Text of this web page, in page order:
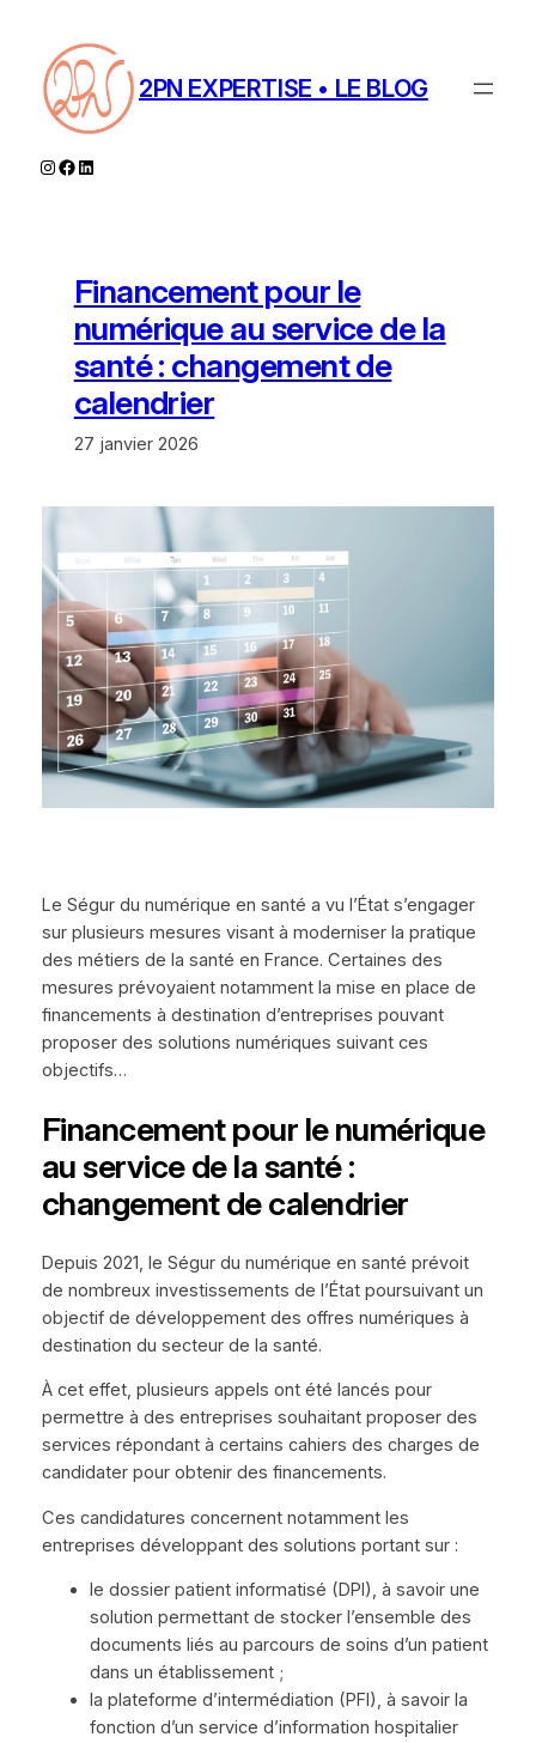
contenu
2PN EXPERTISE • LE BLOG
Instagram
Facebook
LinkedIn
Financement pour le
numérique au service de la
santé : changement de
calendrier
27 janvier 2026
Le Ségur du numérique en santé a vu l’État s’engager
sur plusieurs mesures visant à moderniser la pratique
des métiers de la santé en France. Certaines des
mesures prévoyaient notamment la mise en place de
financements à destination d’entreprises pouvant
proposer des solutions numériques suivant ces
objectifs…
Financement pour le numérique
au service de la santé :
changement de calendrier
Depuis 2021, le Ségur du numérique en santé prévoit
de nombreux investissements de l’État poursuivant un
objectif de développement des offres numériques à
destination du secteur de la santé.
À cet effet, plusieurs appels ont été lancés pour
permettre à des entreprises souhaitant proposer des
services répondant à certains cahiers des charges de
candidater pour obtenir des financements.
Ces candidatures concernent notamment les
entreprises développant des solutions portant sur :
le dossier patient informatisé (DPI), à savoir une
solution permettant de stocker l’ensemble des
documents liés au parcours de soins d’un patient
dans un établissement ;
la plateforme d’intermédiation (PFI), à savoir la
fonction d’un service d’information hospitalier